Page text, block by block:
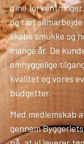
dine
og tæt
skabe smukke og
mange år. De
omhyggelige
kvalitet og vores
budgetter.
Med medlemskab
gennem